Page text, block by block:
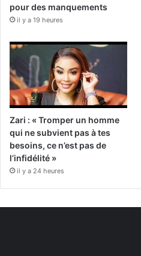
pour des manquements
il y a 19 heures
Zari : « Tromper un homme
qui ne subvient pas à tes
besoins, ce n’est pas de
l’infidélité »
il y a 24 heures